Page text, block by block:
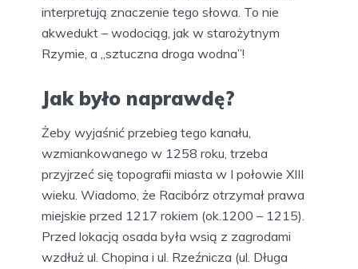
interpretują znaczenie tego słowa. To nie
akwedukt – wodociąg, jak w starożytnym
Rzymie, a „sztuczna droga wodna”!
Jak było naprawdę?
Żeby wyjaśnić przebieg tego kanału,
wzmiankowanego w 1258 roku, trzeba
przyjrzeć się topografii miasta w I połowie XIII
wieku. Wiadomo, że Racibórz otrzymał prawa
miejskie przed 1217 rokiem (ok.1200 – 1215).
Przed lokacją osada była wsią z zagrodami
wzdłuż ul. Chopina i ul. Rzeźnicza (ul. Długa